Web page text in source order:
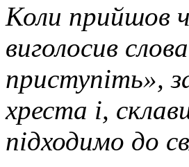
Коли прийшов
виголосив
приступіть»,
хреста і,
підходимо до